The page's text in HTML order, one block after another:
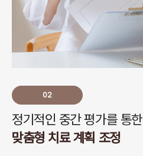
02
정기적인 중간 평가를 통한
맞춤형 치료 계획 조정